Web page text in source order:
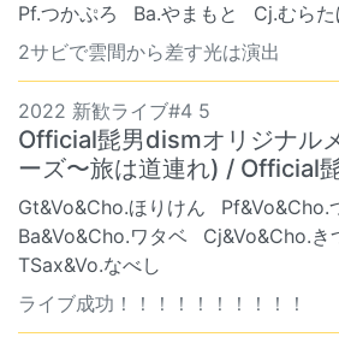
Pf.つかぷろ
Ba.やまもと
Cj.むら
2サビで雲間から差す光は演出
2022 新歓ライブ#4 5
Official髭男dismオリジナル
ーズ〜旅は道連れ) / Official
Gt&Vo&Cho.ほりけん
Pf&Vo&Cho.
Ba&Vo&Cho.ワタベ
Cj&Vo&Cho.き
TSax&Vo.なべし
ライブ成功！！！！！！！！！！